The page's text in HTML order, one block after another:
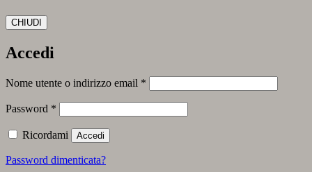
CHIUDI
Accedi
Nome utente o indirizzo email *
Password *
Ricordami Accedi
Password dimenticata?